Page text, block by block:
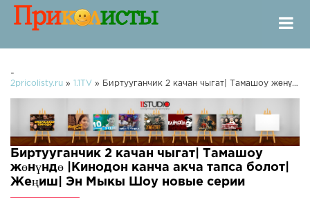
-
2pricolisty.ru » 1.1TV » Биртууганчик 2 качан чыгат| Тамашоу жөнүндө |Кинодон канча акча тапса болот| Жеңиш| Эн Мыкы Шоу
Биртууганчик 2 качан чыгат| Тамашоу
жөнүндө |Кинодон канча акча тапса болот|
Жеңиш| Эн Мыкы Шоу новые серии